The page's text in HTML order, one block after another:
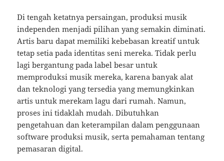
Di tengah ketatnya persaingan, produksi musik
independen menjadi pilihan yang semakin diminati.
Artis baru dapat memiliki kebebasan kreatif untuk
tetap setia pada identitas seni mereka. Tidak perlu
lagi bergantung pada label besar untuk
memproduksi musik mereka, karena banyak alat
dan teknologi yang tersedia yang memungkinkan
artis untuk merekam lagu dari rumah. Namun,
proses ini tidaklah mudah. Dibutuhkan
pengetahuan dan keterampilan dalam penggunaan
software produksi musik, serta pemahaman tentang
pemasaran digital.